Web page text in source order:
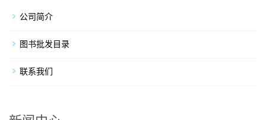
公司简介
图书批发目录
联系我们